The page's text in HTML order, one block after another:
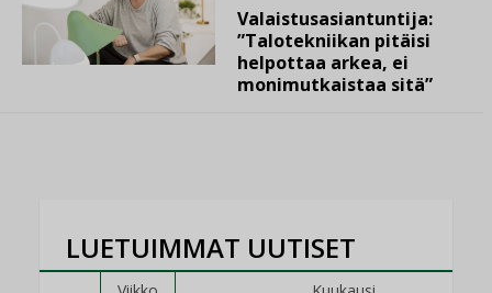
Valaistusasiantuntija:
”Talotekniikan pitäisi
helpottaa arkea, ei
monimutkaistaa sitä”
LUETUIMMAT UUTISET